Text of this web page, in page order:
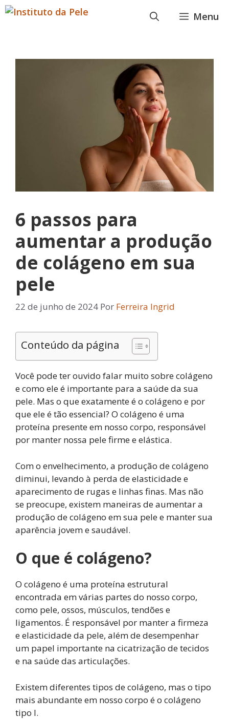
Pular
para
Menu
6 passos para
aumentar a produção
de colágeno em sua
pele
22 de junho de 2024 Por Ferreira Ingrid
Conteúdo da página
Você pode ter ouvido falar muito sobre colágeno
e como ele é importante para a saúde da sua
pele. Mas o que exatamente é o colágeno e por
que ele é tão essencial? O colágeno é uma
proteína presente em nosso corpo, responsável
por manter nossa pele firme e elástica.
Com o envelhecimento, a produção de colágeno
diminui, levando à perda de elasticidade e
aparecimento de rugas e linhas finas. Mas não
se preocupe, existem maneiras de aumentar a
produção de colágeno em sua pele e manter sua
aparência jovem e saudável.
O que é colágeno?
O colágeno é uma proteína estrutural
encontrada em várias partes do nosso corpo,
como pele, ossos, músculos, tendões e
ligamentos. É responsável por manter a firmeza
e elasticidade da pele, além de desempenhar
um papel importante na cicatrização de tecidos
e na saúde das articulações.
Existem diferentes tipos de colágeno, mas o tipo
mais abundante em nosso corpo é o colágeno
tipo I.